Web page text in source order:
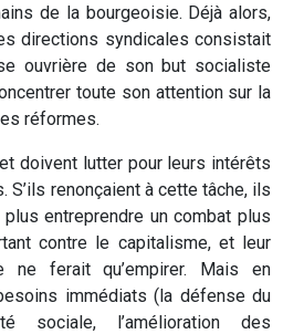
de la bourgeoisie. Déjà alors,
directions syndicales consistait
ouvrière de son but socialiste
toute son attention sur la
réformes.
doivent lutter pour leurs intérêts
S’ils renonçaient à cette tâche, ils
entreprendre un combat plus
contre le capitalisme, et leur
ne ferait qu’empirer. Mais en
immédiats (la défense du
sociale, l’amélioration des